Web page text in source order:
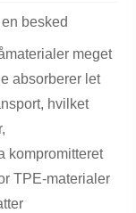
besked
meget
absorberer let
hvilket
kompromitteret
TPE-materialer